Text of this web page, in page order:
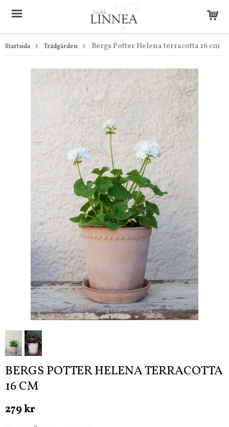
Startsida Trädgården Bergs Potter Helena terracotta 16 cm
BERGS POTTER HELENA TERRACOTTA
16 CM
279 kr